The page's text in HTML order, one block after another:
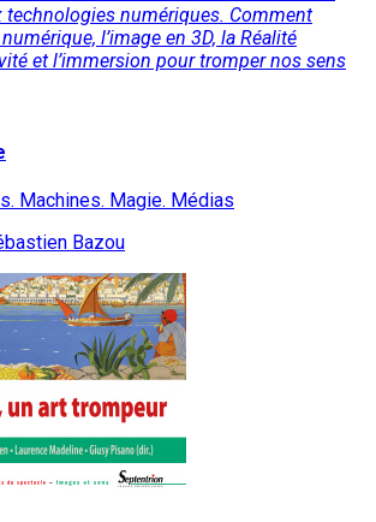
technologies numériques. Comment
l’image en 3D, la Réalité
et l’immersion pour tromper nos sens
Machines. Magie. Médias
Bazou